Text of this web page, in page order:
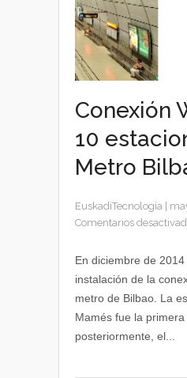
Conexión
10
Metro
EuskadiTecnologia
Comentarios
En diciembre de
instalación de la
metro de Bilbao. La
Mamés fue la
posteriormente, el...